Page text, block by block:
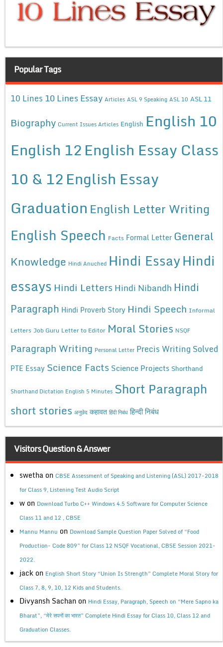
Popular Tags
10 Lines 10 Lines Essay Articles ASL 9 Speaking ASL 10 ASL 11
Biography Current Issues Articles English English 10
English 12English Essay Class
10 & 12English Essay
Graduation English Letter Writing
English Speech Facts Formal Letter General
Knowledge Hindi Anuched Hindi EssayHindi
essays Hindi Letters Hindi Nibandh Hindi
Paragraph Hindi Proverb Story Hindi Speech Informal
Letters Job Guru Letter to Editor Moral Stories NSQF
Paragraph Writing Personal Letter Precis Writing Solved
PTE Essay Science Facts Science Projects Shorthand
Shorthand Dictation English 5 Minutes Short Paragraph
short stories अनुछेद कहावत हिंदी निबंध हिन्दी निबंध
Visitors Question & Answer
swetha on CBSE Assessment of Speaking and Listening (ASL) 2017-2018
for Class 9, Listening Test Audio Script
w on Download Turbo C++ Windows 4.5 Software for Computer Science
Class 11 and 12 , CBSE
Mannu Mannu on Download Sample Question Paper Solved of “Food
Production- Code 809” for Class 12 NSQF Vocational, CBSE Session 2021-
2022.
jack on English Short Story “Union Is Strength” Complete Moral Story for
Class 7, 8, 9, 10, 12 Kids and Students.
Divyansh Sachan on Hindi Essay, Paragraph, Speech on “Mere Sapno ka
Bharat”, “मेरे सपनों का भारत” Complete Hindi Essay for Class 10, Class 12 and
Graduation Classes.